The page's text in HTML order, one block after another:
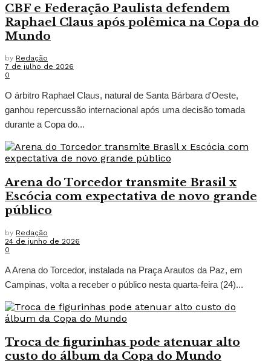
CBF e Federação Paulista defendem
Raphael Claus após polêmica na Copa do
Mundo
by Redação
7 de julho de 2026
0
O árbitro Raphael Claus, natural de Santa Bárbara d'Oeste,
ganhou repercussão internacional após uma decisão tomada
durante a Copa do...
Arena do Torcedor transmite Brasil x
Escócia com expectativa de novo grande
público
by Redação
24 de junho de 2026
0
A Arena do Torcedor, instalada na Praça Arautos da Paz, em
Campinas, volta a receber o público nesta quarta-feira (24)...
Troca de figurinhas pode atenuar alto
custo do álbum da Copa do Mundo